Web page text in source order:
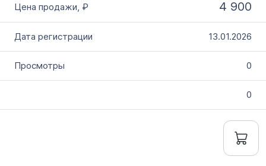
4 900
13.01.2026
0
0